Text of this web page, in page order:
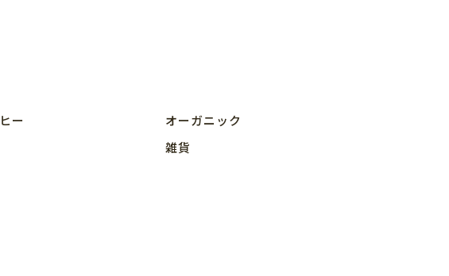
ー
オーガニック
雑貨